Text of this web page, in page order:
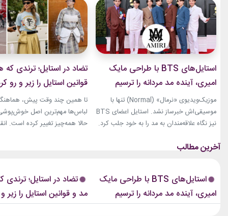
استایل‌های BTS با طراحی مایک
امیری، آینده مد مردانه را ترسیم
کردند
موزیک‌ویدیوی «نرمال» (Normal) تنها با
موسیقی‌اش خبرساز نشد. استایل اعضای BTS
نیز نگاه علاقه‌مندان به مد را به خود جلب کرد.
(Amiri)، متعلق به طراح آمریکاییِ ایرانی‌تبار،
است که در تمام این اوت‌فیت‌ها دیده...
تضاد در استایل؛ ترندی
قوانین استایل را زیر و رو
تا همین چند وقت پیش،
لباس‌ها مهم‌ترین اصل خوش‌پوشی
حالا همه‌چیز تغییر کرده است.
این رویکرد، قرار نیست فقط
استایل‌های BTS با طراحی مایک
امیری، آینده مد مردانه را ترسیم
کردند
تضاد در استایل؛ ترندی
مد و قوانین استایل را زیر